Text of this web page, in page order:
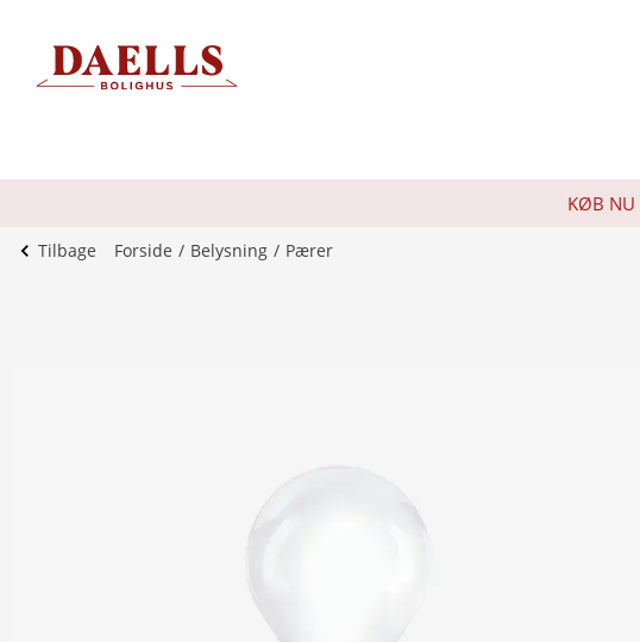
KØB NU
Tilbage Forside Belysning Pærer